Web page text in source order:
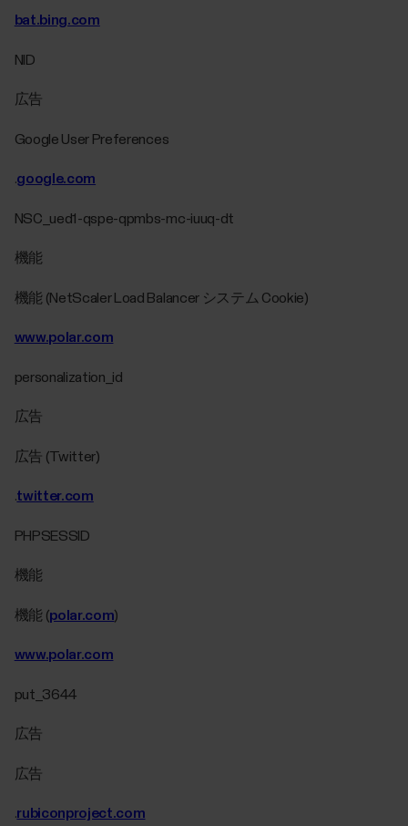
bat.bing.com
NID
広告
Google User Preferences
.google.com
NSC_ued1-qspe-qpmbs-mc-iuuq-dt
機能
機能 (NetScaler Load Balancer システム Cookie)
www.polar.com
personalization_id
広告
広告 (Twitter)
.twitter.com
PHPSESSID
機能
機能 (polar.com)
www.polar.com
put_3644
広告
広告
.rubiconproject.com